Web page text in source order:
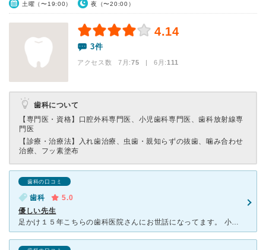
土曜（〜19:00） 夜（〜20:00）
4.14
3件
アクセス数 7月:75 | 6月:111
歯科について
【専門医・資格】 口腔外科専門医、小児歯科専門医、歯科放射線専
門医
【診療・治療法】
入れ歯治療、虫歯・親知らずの抜歯、噛み合わせ
治療、フッ素塗布
歯科の口コミ
歯科
5.0
優しい先生
足かけ１５年こちらの歯科医院さんにお世話になってます。 小澤先生は、治療も丁寧で的確なアドバイスもしてくださる先生なのでご高齢の方も多く通われています。 歯科助手の方もとても話しやすいかた